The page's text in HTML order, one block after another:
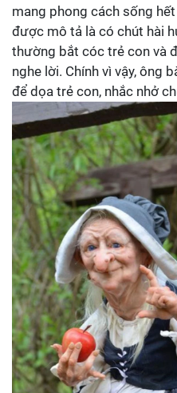
mang phong cách sống
được mô tả là có chút hài
thường bắt cóc trẻ con và
nghe lời. Chính vì vậy, ông
để dọa trẻ con, nhắc nhở